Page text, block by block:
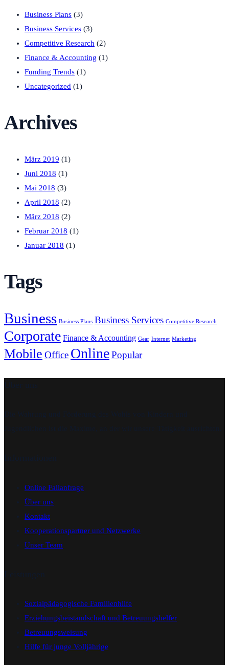
Business Plans (3)
Business Services (3)
Competitive Research (2)
Finance & Accounting (1)
Funding Trends (1)
Uncategorized (1)
Archives
März 2019 (1)
Juni 2018 (1)
Mai 2018 (3)
April 2018 (2)
März 2018 (2)
Februar 2018 (1)
Januar 2018 (1)
Tags
Business Business Plans Business Services Competitive Research
Corporate Finance & Accounting Gear Internet Marketing
Mobile Office OnlinePopular
Online Fallanfrage
Über uns
Kontakt
Kooperationspartner und Netzwerke
Unser Team
Sozialpädagogische Familienhilfe
Erziehungsbeistandschaft und Betreuungshelfer
Betreuungsweisung
Hilfe für junge Volljährige